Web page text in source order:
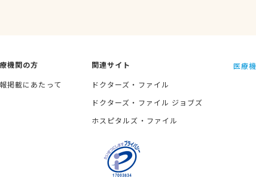
機関の方
掲載にあたって
関連サイト
ドクターズ・ファイル
ドクターズ・ファイル ジョブズ
ホスピタルズ・ファイル
医療